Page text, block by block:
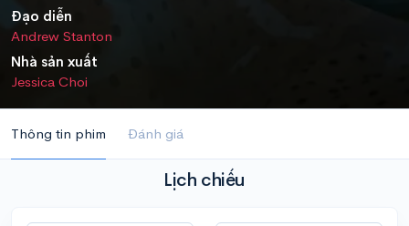
Đạo diễn
Andrew Stanton
Nhà sản xuất
Jessica Choi
Thông tin phim Đánh giá
Lịch chiếu